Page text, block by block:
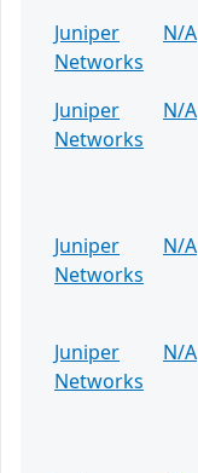
Juniper
Networks
N/A
Juniper
Networks
N/A
Juniper
Networks
N/A
Juniper
Networks
N/A